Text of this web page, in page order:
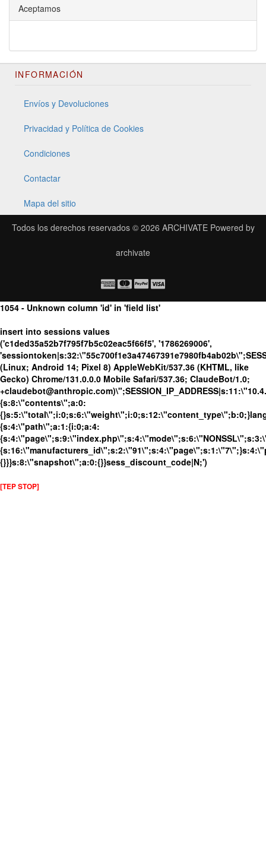
Aceptamos
INFORMACIÓN
Envíos y Devoluciones
Privacidad y Política de Cookies
Condiciones
Contactar
Mapa del sitio
Todos los derechos reservados © 2026 ARCHIVATEPowered by
archivate
1054 - Unknown column 'id' in 'field list'
insert into sessions values
('c1ded35a52b7f795f7b5c02eac5f66f5', '1786269006',
(Linux; Android 14; Pixel 8) AppleWebKit/537.36 (KHTML, like
Gecko) Chrome/131.0.0.0 Mobile Safari/537.36; ClaudeBot/1.0;
{s:8:\"contents\";a:0:
{s:4:\"path\";a:1:{i:0;a:4:
{}}}s:8:\"snapshot\";a:0:{}}sess_discount_code|N;')
[TEP STOP]